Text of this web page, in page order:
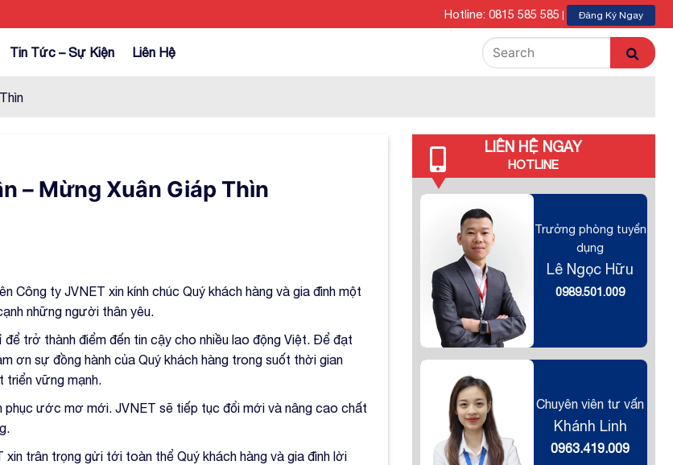
Hotline: 0815 585 585 Đăng Ký Ngay
Tin Tức – Sự Kiện Liên Hệ
– Mừng Xuân Giáp Thìn
Công ty JVNET xin kính chúc Quý khách hàng và gia đình một
những người thân yêu.
trở thành điểm đến tin cậy cho nhiều lao động Việt. Để đạt
ơn sự đồng hành của Quý khách hàng trong suốt thời gian
triển vững mạnh.
phục ước mơ mới. JVNET sẽ tiếp tục đổi mới và nâng cao chất
trân trọng gửi tới toàn thể Quý khách hàng và gia đình lời
LIÊN HỆ NGAY
HOTLINE
Trưởng phòng tuyển
dụng
Lê Ngọc Hữu
0989.501.009
Chuyên viên tư vấn
Khánh Linh
0963.419.009